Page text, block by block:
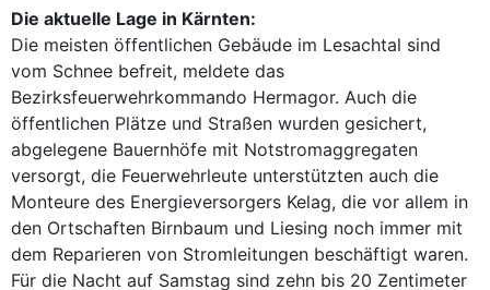
Die aktuelle Lage in Kärnten:
Die meisten öffentlichen Gebäude im Lesachtal sind
vom Schnee befreit, meldete das
Bezirksfeuerwehrkommando Hermagor. Auch die
öffentlichen Plätze und Straßen wurden gesichert,
abgelegene Bauernhöfe mit Notstromaggregaten
versorgt, die Feuerwehrleute unterstützten auch die
Monteure des Energieversorgers Kelag, die vor allem in
den Ortschaften Birnbaum und Liesing noch immer mit
dem Reparieren von Stromleitungen beschäftigt waren.
Für die Nacht auf Samstag sind zehn bis 20 Zentimeter